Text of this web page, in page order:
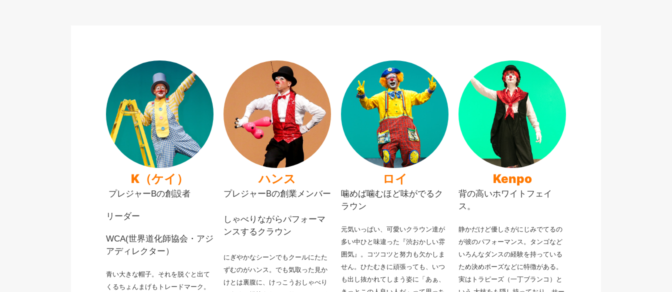
K（ケイ）
プレジャーBの創設者
リーダー
WCA(世界道化師協会・アジ
アディレクター）
青い大きな帽子。それを脱ぐと出て
くるちょんまげもトレードマーク。
ハンス
プレジャーBの創業メンバー
しゃべりながらパフォーマ
ンスするクラウン
にぎやかなシーンでもクールにたた
ずむのがハンス。 でも気取った見か
けとは裏腹に、けっこうおしゃべり
ロイ
噛めば噛むほど味がでるク
ラウン
元気いっぱい、可愛いクラウン達が
多い中ひと味違った『渋おかしい雰
囲気』。
コツコツと努力も欠かしま
せん。 ひたむきに頑張っても、いつ
も出し抜かれてしまう姿に「あぁ、
Kenpo
背の高いホワイトフェイ
ス。
静かだけど優しさがにじみでてるの
が彼のパフォーマンス。 タンゴなど
いろんなダンスの経験を持っている
ため決めポーズなどに特徴がある。
実はトラピーズ（一丁ブランコ）と